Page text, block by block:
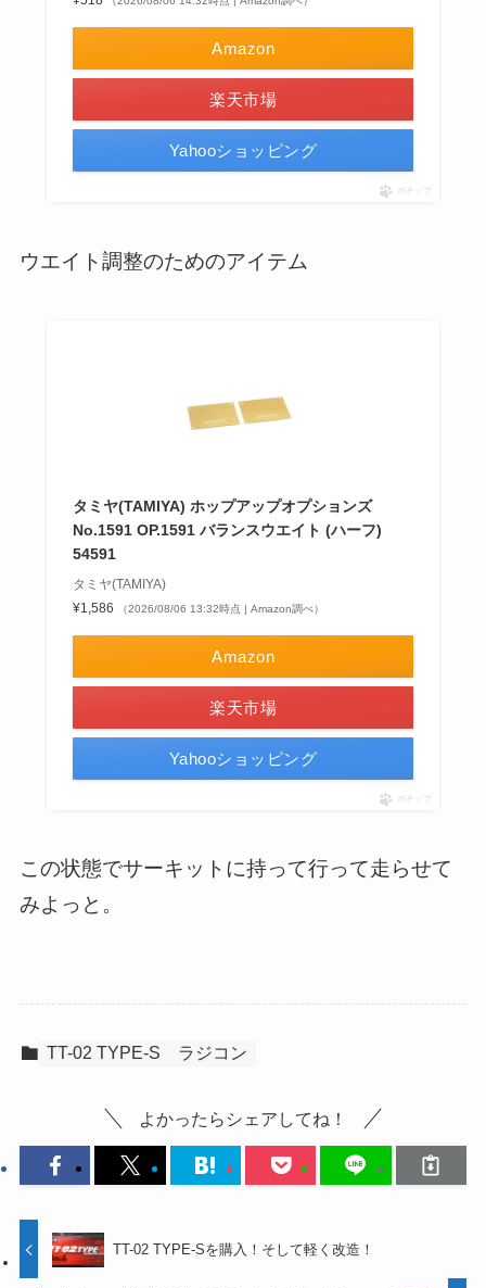
Amazon
楽天市場
Yahooショッピング
ポチップ
ウエイト調整のためのアイテム
タミヤ(TAMIYA) ホップアップオプションズ
No.1591 OP.1591 バランスウエイト (ハーフ)
54591
タミヤ(TAMIYA)
¥1,586
（2026/08/06 13:32時点 | Amazon調べ）
Amazon
楽天市場
Yahooショッピング
ポチップ
この状態でサーキットに持って行って走らせて
みよっと。
TT-02 TYPE-S ラジコン
よかったらシェアしてね！
TT-02 TYPE-Sを購入！そして軽く改造！